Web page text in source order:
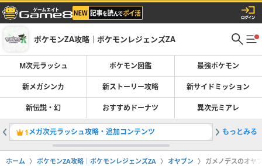
ポケモンZA攻略｜ポケモンレジェンズZA
M次元ラッシュ ポケモン図鑑 最強ポケモン
新メガシンカ 新ストーリー攻略 新サイドミッション
新伝説・幻 おすすめドーナツ 異次元ミアレ
1メガ次元ラッシュ攻略・追加コンテンツ 2ポケモ
もっとみる
ホーム ポケモンZA攻略｜ポケモンレジェンズZA オヤブン ガメノデスのオヤ